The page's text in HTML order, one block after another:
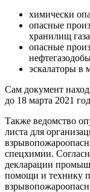
химически
опасные
хранилищ
опасные
эскалаторы в
Сам документ
до 18 марта 2021
Также ведомство
листа для
спецхимии.
декларации
помощи и технику